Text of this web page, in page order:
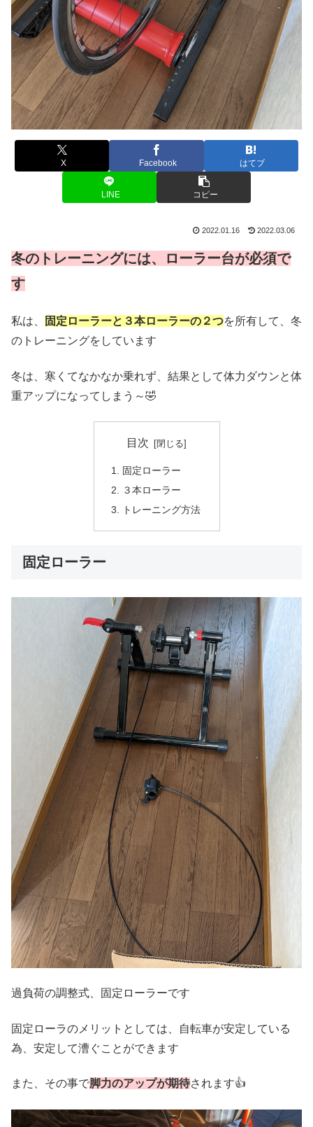
X Facebook はてブ
LINE コピー
2022.01.16 2022.03.06
冬のトレーニングには、ローラー台が必須で
す
私は、 固定ローラーと３本ローラーの２つを所有して、冬
のトレーニングをしています
冬は、寒くてなかなか乗れず、結果として体力ダウンと体
重アップになってしまう～🤣
目次
固定ローラー
３本ローラー
トレーニング方法
固定ローラー
過負荷の調整式、固定ローラーです
固定ローラのメリットとしては、自転車が安定している
為、安定して漕ぐことができます
また、その事で脚力のアップが期待されます👍